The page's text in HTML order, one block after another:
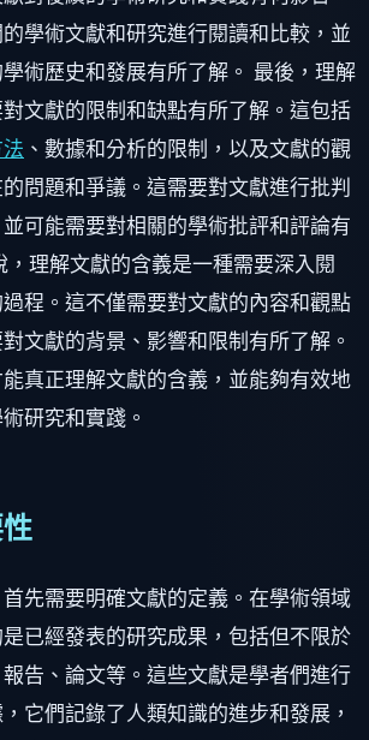
學術文獻和研究進行閱讀和比較，並
術歷史和發展有所了解。 最後，理解
文獻的限制和缺點有所了解。這包括
、數據和分析的限制，以及文獻的觀
問題和爭議。這需要對文獻進行批判
可能需要對相關的學術批評和評論有
，理解文獻的含義是一種需要深入閱
程。這不僅需要對文獻的內容和觀點
文獻的背景、影響和限制有所了解。
真正理解文獻的含義，並能夠有效地
研究和實踐。
先需要明確文獻的定義。在學術領域
已經發表的研究成果，包括但不限於
告、論文等。這些文獻是學者們進行
它們記錄了人類知識的進步和發展，